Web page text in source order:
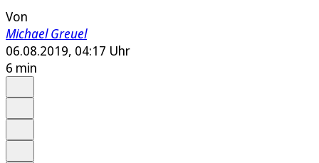
Von
Michael Greuel
06.08.2019, 04:17 Uhr
6 min